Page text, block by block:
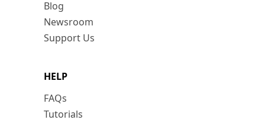
Blog
Newsroom
Support Us
HELP
FAQs
Tutorials